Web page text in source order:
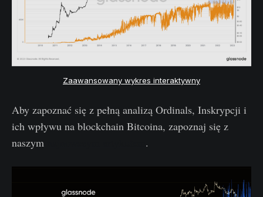
Zaawansowany wykres interaktywny
Aby zapoznać się z pełną analizą Ordinals, Inskrypcji i
ich wpływu na blockchain Bitcoina, zapoznaj się z
naszym
.